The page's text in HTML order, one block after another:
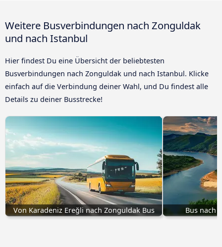
Weitere Busverbindungen nach Zonguldak
und nach Istanbul
Hier findest Du eine Übersicht der beliebtesten
Busverbindungen nach Zonguldak und nach Istanbul. Klicke
einfach auf die Verbindung deiner Wahl, und Du findest alle
Details zu deiner Busstrecke!
Von Karadeniz Ereğli nach Zonguldak Bus Bus nach